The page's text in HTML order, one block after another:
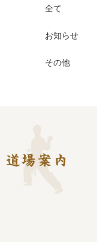
全て
お知らせ
その他